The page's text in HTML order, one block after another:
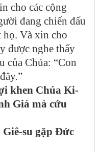
cho các cộng
đang chiến đấu
Và xin cho
được nghe thấy
của Chúa: “Con
khen Chúa Ki-
Giá mà cứu
su gặp Đức